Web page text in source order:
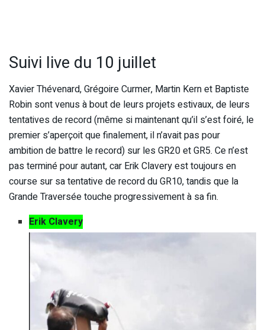
Suivi live du 10 juillet
Xavier Thévenard, Grégoire Curmer, Martin Kern et Baptiste
Robin sont venus à bout de leurs projets estivaux, de leurs
tentatives de record (même si maintenant qu’il s’est foiré, le
premier s’aperçoit que finalement, il n’avait pas pour
ambition de battre le record) sur les GR20 et GR5. Ce n’est
pas terminé pour autant, car Erik Clavery est toujours en
course sur sa tentative de record du GR10, tandis que la
Grande Traversée touche progressivement à sa fin.
Erik Clavery